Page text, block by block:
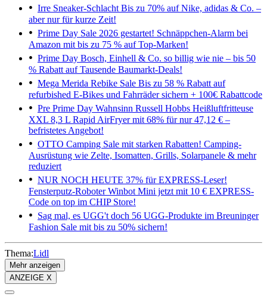
Irre Sneaker-Schlacht Bis zu 70% auf Nike, adidas & Co. –
aber nur für kurze Zeit!
Prime Day Sale 2026 gestartet! Schnäppchen-Alarm bei
Amazon mit bis zu 75 % auf Top-Marken!
Prime Day Bosch, Einhell & Co. so billig wie nie – bis 50
% Rabatt auf Tausende Baumarkt-Deals!
Mega Merida Rebike Sale Bis zu 58 % Rabatt auf
refurbished E-Bikes und Fahrräder sichern + 100€ Rabattcode
Pre Prime Day Wahnsinn Russell Hobbs Heißluftfritteuse
XXL 8,3 L Rapid AirFryer mit 68% für nur 47,12 € –
befristetes Angebot!
OTTO Camping Sale mit starken Rabatten! Camping-
Ausrüstung wie Zelte, Isomatten, Grills, Solarpanele & mehr
reduziert
NUR NOCH HEUTE 37% für EXPRESS-Leser!
Fensterputz-Roboter Winbot Mini jetzt mit 10 € EXPRESS-
Code on top im CHIP Store!
Sag mal, es UGG't doch 56 UGG-Produkte im Breuninger
Fashion Sale mit bis zu 50% sichern!
Thema:Lidl
Mehr anzeigen
ANZEIGE X